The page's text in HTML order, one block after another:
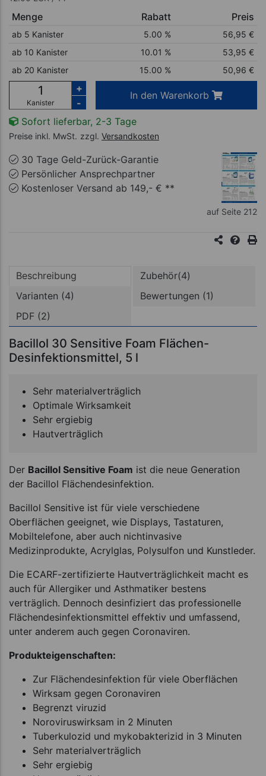
Menge Rabatt Preis
ab 5 Kanister 5.00 % 56,95€
ab 10 Kanister
10.01 % 53,95€
ab 20 Kanister
15.00 % 50,96€
Kanister
+
-
In den Warenkorb
Sofort lieferbar, 2-3 Tage
Preise inkl. MwSt. zzgl. Versandkosten
30 Tage Geld-Zurück-Garantie
Persönlicher Ansprechpartner
Kostenloser Versand ab 149,- € **
auf Seite 212
Beschreibung
Zubehör(4)
Varianten (4)
Bewertungen (1)
PDF (2)
Bacillol 30 Sensitive Foam Flächen-
Desinfektionsmittel, 5 l
Sehr materialverträglich
Optimale Wirksamkeit
Sehr ergiebig
Hautverträglich
Der Bacillol Sensitive Foam ist die neue Generation
der Bacillol Flächendesinfektion.
Bacillol Sensitive ist für viele verschiedene
Oberflächen geeignet, wie Displays, Tastaturen,
Mobiltelefone, aber auch nichtinvasive
Medizinprodukte, Acrylglas, Polysulfon und Kunstleder.
Die ECARF-zertifizierte Hautverträglichkeit macht es
auch für Allergiker und Asthmatiker bestens
verträglich. Dennoch desinfiziert das professionelle
Flächendesinfektionsmittel effektiv und umfassend,
unter anderem auch gegen Coronaviren.
Produkteigenschaften:
Zur Flächendesinfektion für viele Oberflächen
Wirksam gegen Coronaviren
Begrenzt viruzid
Noroviruswirksam in 2 Minuten
Tuberkulozid und mykobakterizid in 3 Minuten
Sehr materialverträglich
Sehr ergiebig